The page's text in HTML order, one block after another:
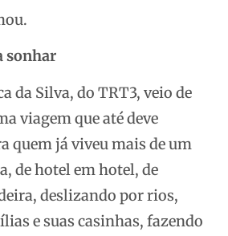
sonhar
da Silva, do TRT3, veio de
viagem que até deve
quem já viveu mais de um
de hotel em hotel, de
deslizando por rios,
e suas casinhas, fazendo